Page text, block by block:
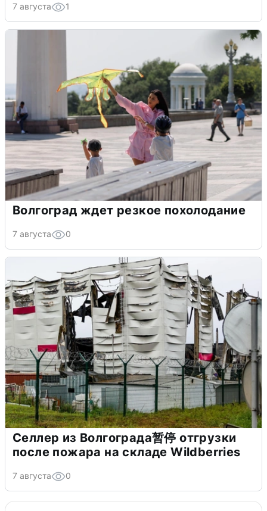
7 августа 1
Волгоград ждет резкое похолодание
7 августа 0
Селлер из Волгограда暂停 отгрузки
после пожара на складе Wildberries
7 августа 0